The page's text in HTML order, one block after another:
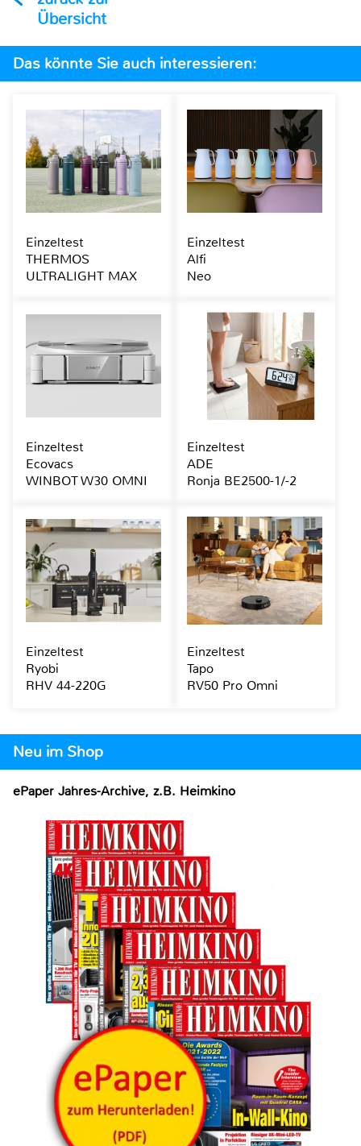
Übersicht
Neu im Shop
ePaper Jahres-Archive, z.B. Heimkino
Das könnte Sie auch interessieren:
Einzeltest
THERMOS
ULTRALIGHT MAX
Einzeltest
Alfi
Neo
Einzeltest
Ecovacs
WINBOT W30 OMNI
Einzeltest
ADE
Ronja BE2500-1/-2
Einzeltest
Ryobi
RHV 44-220G
Einzeltest
Tapo
RV50 Pro Omni